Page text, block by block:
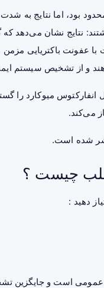
بود، اما نتایج به
نتایج نشان می‌دهد که
عفونت باکتریایی
و از تشخیص سیستم
انفارکتوس میوکارد را
می‌کند.
شده است.
چیست ؟
است و جایگزین